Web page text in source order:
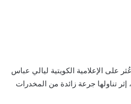
عُثر على الإعلامية الكويتية ليالي عباس
تناولها جرعة زائدة من المخدرات